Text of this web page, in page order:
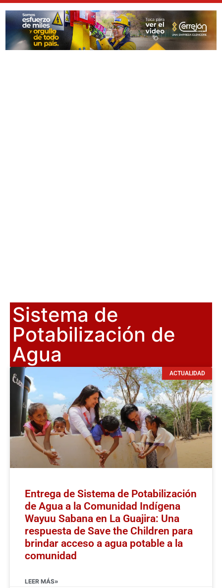
Sistema de
Potabilización de
Agua
ACTUALIDAD
Entrega de Sistema de Potabilización
de Agua a la Comunidad Indígena
Wayuu Sabana en La Guajira: Una
respuesta de Save the Children para
brindar acceso a agua potable a la
comunidad
LEER MÁS»